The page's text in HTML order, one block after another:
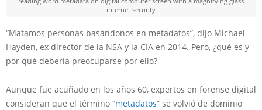
internet security
“Matamos personas basándonos en metadatos”, dijo Michael
Hayden, ex director de la NSA y la CIA en 2014. Pero, ¿qué es y
por qué debería preocuparse por ello?
Aunque fue acuñado en los años 60, expertos en forense digital
consideran que el término “metadatos” se volvió de dominio